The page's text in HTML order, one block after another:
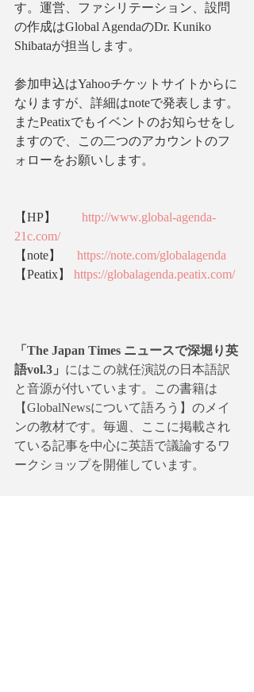
す。運営、ファシリテーション、設問
の作成はGlobal AgendaのDr. Kuniko
Shibataが担当します。
参加申込はYahooチケットサイトからに
なりますが、詳細はnoteで発表します。
またPeatixでもイベントのお知らせをし
ますので、この二つのアカウントのフ
ォローをお願いします。
【HP】 http://www.global-agenda-
21c.com/
【note】 https://note.com/globalagenda
【Peatix】 https://globalagenda.peatix.com/
「The Japan Times ニュースで深堀り英
語vol.3」 にはこの就任演説の日本語訳
と音源が付いています。この書籍は
【GlobalNewsについて語ろう 】 のメイ
ンの教材です。毎週、ここに掲載され
ている記事を中心に英語で議論するワ
ークショップを開催しています。